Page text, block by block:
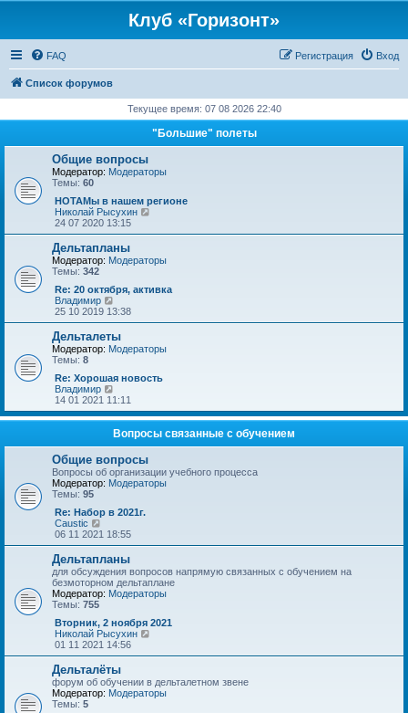
Клуб «Горизонт»
FAQ Вход
Регистрация
Список форумов
Текущее время: 07 08 2026 22:40
"Большие" полеты
Общие вопросы
Модератор: Модераторы
Темы: 60
НОТАМы в нашем регионе
Николай Рысухин
р
т
к
с
д
е
о
о
б
н
и
24 07 2020 13:15
Дельтапланы
Модератор: Модераторы
Темы: 342
Re: 20 октября, активка
Владимир
е
р
е
й
т
к
о
с
л
е
е
м
у
о
о
б
щ
н
и
ю
25 10 2019 13:38
Дельталеты
Модератор: Модераторы
Темы: 8
Re: Хорошая новость
Владимир
е
р
е
й
к
п
о
л
е
д
н
м
у
с
о
щ
е
н
ю
14 01 2021 11:11
Вопросы связанные с обучением
Общие вопросы
Вопросы об организации учебного процесса
Модератор: Модераторы
Темы: 95
Re: Набор в 2021г.
Caustic
е
р
е
й
т
и
к
о
с
л
е
д
н
е
м
06 11 2021 18:55
Дельтапланы
для обсуждения вопросов напрямую связанных с обучением на
безмоторном дельтаплане
Модератор: Модераторы
Темы: 755
Вторник, 2 ноября 2021
Николай Рысухин
р
т
и
01 11 2021 14:56
Дельталёты
форум об обучении в дельталетном звене
Модератор: Модераторы
Темы: 5